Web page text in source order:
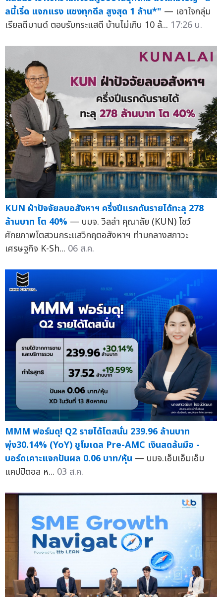
ลนี้เริ่ด แจกแรง แซงทุกดีล สูงสุด 1 ล้าน*" — เอาใจกลุ่ม
เรียลดีมานด์ ตอบรับกระแสดี บ้านไม่เกิน 10 ล้... 17:26 น.
KUN ฝ่าปัจจัยลบอสังหาฯ ครึ่งปีแรกดันรายได้ทะลุ 278
ล้านบาท โต 40% — บมจ. วิลล่า คุณาลัย (KUN) โชว์
ศักยภาพโตสวนกระแสวิกฤตอสังหาฯ ท่ามกลางสภาวะ
เศรษฐกิจ K-Sh... 06 ส.ค.
MMM ฟอร์มดุ! Q2 รายได้โตสนั่น 239.96 ล้านบาท
พุ่ง30.14% (YoY) ชูโมเดล Pre-AMC เงินสดล้นมือ -
บอร์ดเคาะแจกปันผล 0.06 บาท/หุ้น — บมจ.เอ็มเอ็มเอ็ม
แคปปิตอล ห... 03 ส.ค.